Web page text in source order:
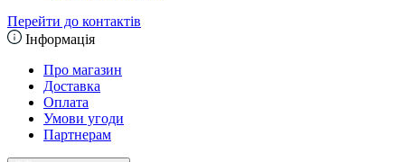
Перейти до контактів
Інформація
Про магазин
Доставка
Оплата
Умови угоди
Партнерам